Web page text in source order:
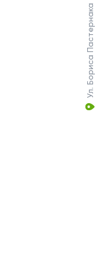
Ул. Бориса Пастернака